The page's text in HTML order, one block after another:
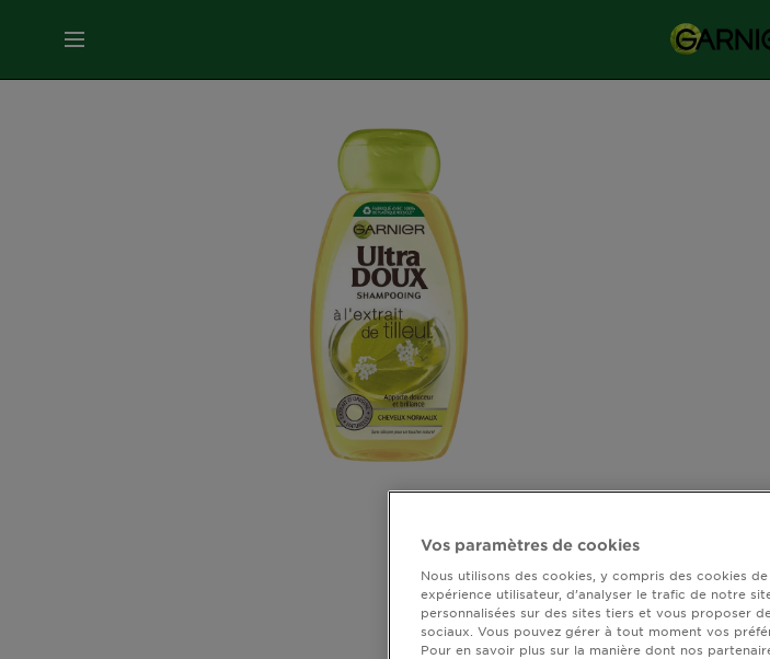
MENU
Vos paramètres de cookies
Nous utilisons des cookies, y compris des cookies
expérience utilisateur, d’analyser le trafic de notre
personnalisées sur des sites tiers et vous proposer
sociaux. Vous pouvez gérer à tout moment vos
Pour en savoir plus sur la manière dont nos